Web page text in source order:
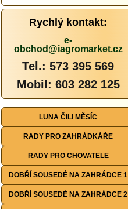
Rychlý kontakt:
e-
obchod@iagromarket.cz
Tel.: 573 395 569
Mobil: 603 282 125
LUNA ČILI MĚSÍC
RADY PRO ZAHRÁDKÁŘE
RADY PRO CHOVATELE
DOBŘÍ SOUSEDÉ NA ZAHRÁDCE 1
DOBŘÍ SOUSEDÉ NA ZAHRÁDCE 2